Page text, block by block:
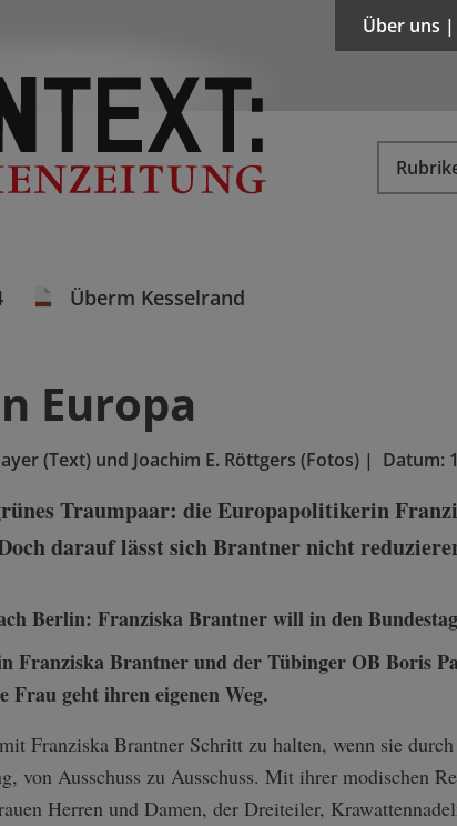
Über uns
Überm Kesselrand
Europa
(Text) und Joachim E. Röttgers (Fotos) | Datum:
Traumpaar: die Europapolitikerin
darauf lässt sich Brantner nicht
Franziska Brantner und der Tübinger OB Boris
Frau geht ihren eigenen Weg.
Franziska Brantner Schritt zu halten, wenn sie
von Ausschuss zu Ausschuss. Mit ihrer modischen
Herren und Damen, der Dreiteiler,